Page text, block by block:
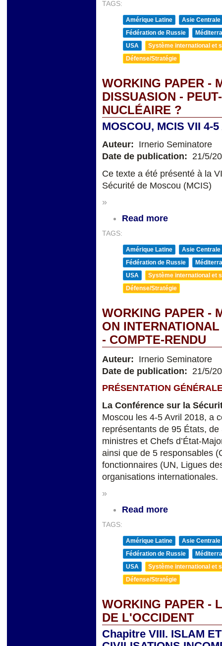
TAGS:
Amérique Latine
Asie Centrale
Fédération de Russie
USA
Système international et
Défense/Stratégie
WORKING PAPER -
DISSUASION -
NUCLÉAIRE ?
MOSCOU, MCIS VII 4-
Auteur: Irnerio Seminatore
Date de publication: 21/5/
Ce texte a été présenté à la
Sécurité de Moscou (MCIS)
»
Read more
TAGS:
Amérique Latine
Asie Centrale
Fédération de Russie
USA
Système international et
Défense/Stratégie
WORKING PAPER -
ON
- COMPTE-RENDU
Auteur: Irnerio Seminatore
Date de publication: 21/5/
PRÉSENTATION
La Conférence sur la
Moscou les 4-5 Avril 2018, a
représentants de 95 États,
ministres et Chefs d’État-
ainsi que de 5 responsables
fonctionnaires (UN, Ligues
organisations internationales.
»
Read more
TAGS:
Amérique Latine
Asie Centrale
Fédération de Russie
USA
Système international et
Défense/Stratégie
WORKING PAPER -
DE L'OCCIDENT
Chapitre VIII. ISLAM